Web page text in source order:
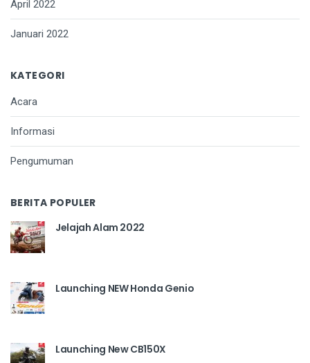
April 2022
Januari 2022
KATEGORI
Acara
Informasi
Pengumuman
BERITA POPULER
Jelajah Alam 2022
Launching NEW Honda Genio
Launching New CB150X